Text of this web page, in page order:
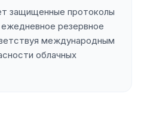
защищенные протоколы
резервное
международным
облачных